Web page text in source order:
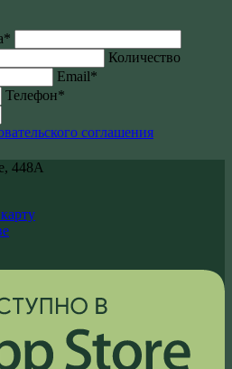
Количество
Email*
Телефон*
соглашения
448А